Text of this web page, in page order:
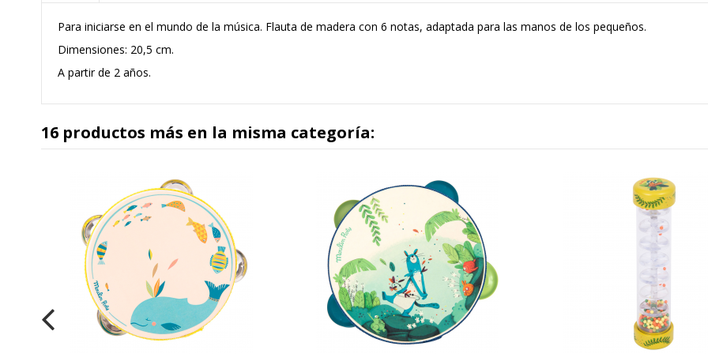
Para iniciarse en el mundo de la música. Flauta de madera con 6 notas, adaptada para las manos de los pequeños.
Dimensiones: 20,5 cm.
A partir de 2 años.
16 productos más en la misma categoría: